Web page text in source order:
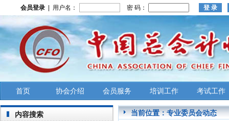
会员登录 | 用户名： 密 码：
首页 协会介绍 会员服务 培训工作 考试工作
内容搜索 当前位置：专业委员会动态